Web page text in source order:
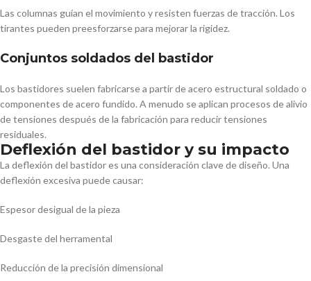
Las columnas guían el movimiento y resisten fuerzas de tracción. Los
tirantes pueden preesforzarse para mejorar la rigidez.
Conjuntos soldados del bastidor
Los bastidores suelen fabricarse a partir de acero estructural soldado o
componentes de acero fundido. A menudo se aplican procesos de alivio
de tensiones después de la fabricación para reducir tensiones
residuales.
Deflexión del bastidor y su impacto
La deflexión del bastidor es una consideración clave de diseño. Una
deflexión excesiva puede causar:
Espesor desigual de la pieza
Desgaste del herramental
Reducción de la precisión dimensional